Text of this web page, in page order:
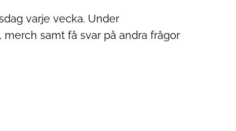
varje vecka. Under
samt få svar på andra frågor